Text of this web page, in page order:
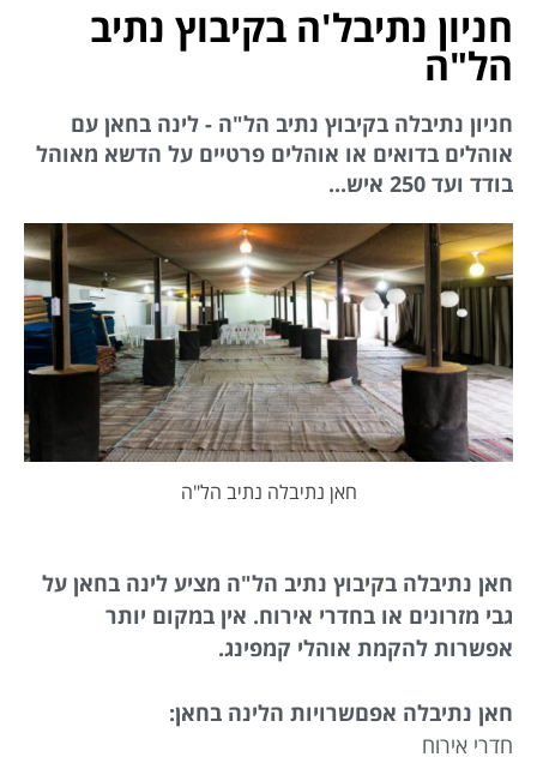
חניון נתיבל'ה בקיבוץ נתיב
הל"ה
חניון נתיבלה בקיבוץ נתיב הל"ה - לינה בחאן עם
אוהלים בדואים או אוהלים פרטיים על הדשא מאוהל
בודד ועד 250 איש...
חאן נתיבלה נתיב הל"ה
חאן נתיבלה בקיבוץ נתיב הל"ה מציע לינה בחאן על
גבי מזרונים או בחדרי אירוח. אין במקום יותר
אפשרות להקמת אוהלי קמפינג.
חאן נתיבלה אפםשרויות הלינה בחאן:
חדרי אירוח